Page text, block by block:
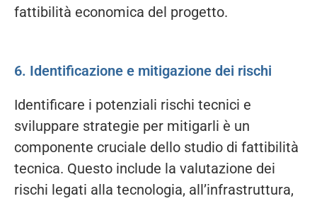
fattibilità economica del progetto.
6. Identificazione e mitigazione dei rischi
Identificare i potenziali rischi tecnici e
sviluppare strategie per mitigarli è un
componente cruciale dello studio di fattibilità
tecnica. Questo include la valutazione dei
rischi legati alla tecnologia, all’infrastruttura,